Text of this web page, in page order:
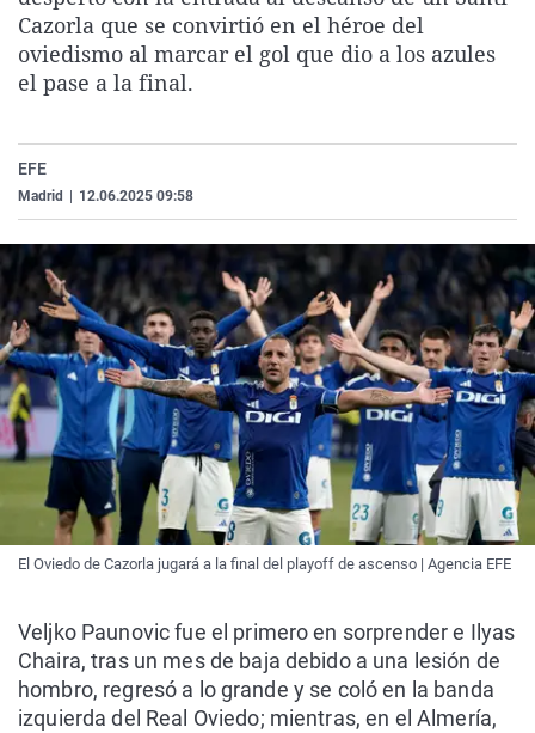
La rosa de los vientos
Gente viajera
Caso
Retornados
Operación Viuda
Extremadura
Galicia
Navarra
Virales
Televisión
Cazorla que se convirtió en el héroe del
oviedismo al marcar el gol que dio a los azules
el pase a la final.
EFE
Madrid 12.06.2025 09:58
El Oviedo de Cazorla jugará a la final del playoff de ascenso | Agencia EFE
Veljko Paunovic fue el primero en sorprender e Ilyas
Chaira, tras un mes de baja debido a una lesión de
hombro, regresó a lo grande y se coló en la banda
izquierda del Real Oviedo; mientras, en el Almería,